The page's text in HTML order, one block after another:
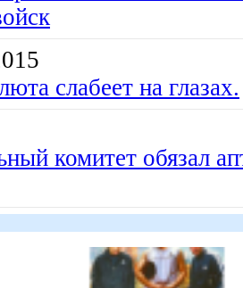
слабеет на глазах.
комитет обязал